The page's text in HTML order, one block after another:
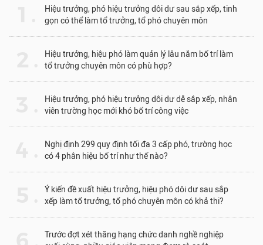
Hiệu trưởng, phó hiệu trưởng dôi dư sau sắp xếp, tinh
gọn có thể làm tổ trưởng, tổ phó chuyên môn
Hiệu trưởng, hiệu phó làm quản lý lâu năm bố trí làm
tổ trưởng chuyên môn có phù hợp?
Hiệu trưởng, phó hiệu trưởng dôi dư dễ sắp xếp, nhân
viên trường học mới khó bố trí công việc
Nghị định 299 quy định tối đa 3 cấp phó, trường học
có 4 phân hiệu bố trí như thế nào?
Ý kiến đề xuất hiệu trưởng, hiệu phó dôi dư sau sắp
xếp làm tổ trưởng, tổ phó chuyên môn có khả thi?
Trước đợt xét thăng hạng chức danh nghề nghiệp